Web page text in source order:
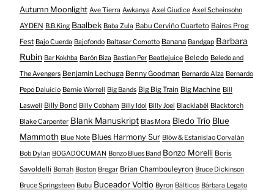
Autumn Moonlight Ave Tierra Awkanya Axel Giudice Axel Scheinsohn
AYDEN B.B.King Baalbek Baba Zula Babu Cerviño Cuarteto Baires Prog
Fest Bajo Cuerda Bajofondo Baltasar Comotto Banana Bandgap Barbara
Rubin Bar Kokhba Barón Biza Bastian Per Beatlejuice Beledo Beledo and
The Avengers Benjamin Lechuga Benny Goodman Bernardo Alza Bernardo
Pepo Daluicio Bernie Worrell Big Bands Big Big Train Big Machine Bill
Laswell Billy Bond Billy Cobham Billy Idol Billy Joel Blacklabél Blacktorch
Blake Carpenter Blank Manuskript Blas Mora Bledo Trío Blue
Mammoth Blue Note Blues Harmony Sur Blöw & Estanislao Corvalán
Bob Dylan BOGADOCUMAN Bonzo Blues Band Bonzo Morelli Boris
Savoldelli Borrah Boston Bregar Brian Chambouleyron Bruce Dickinson
Bruce Springsteen Bubu Buceador Voltio Byron Bálticos Bárbara Legato